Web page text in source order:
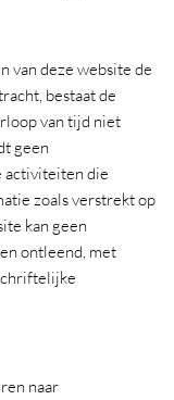
van deze website de
bestaat de
van tijd niet
geen
activiteiten die
zoals verstrekt op
kan geen
ontleend, met
naar